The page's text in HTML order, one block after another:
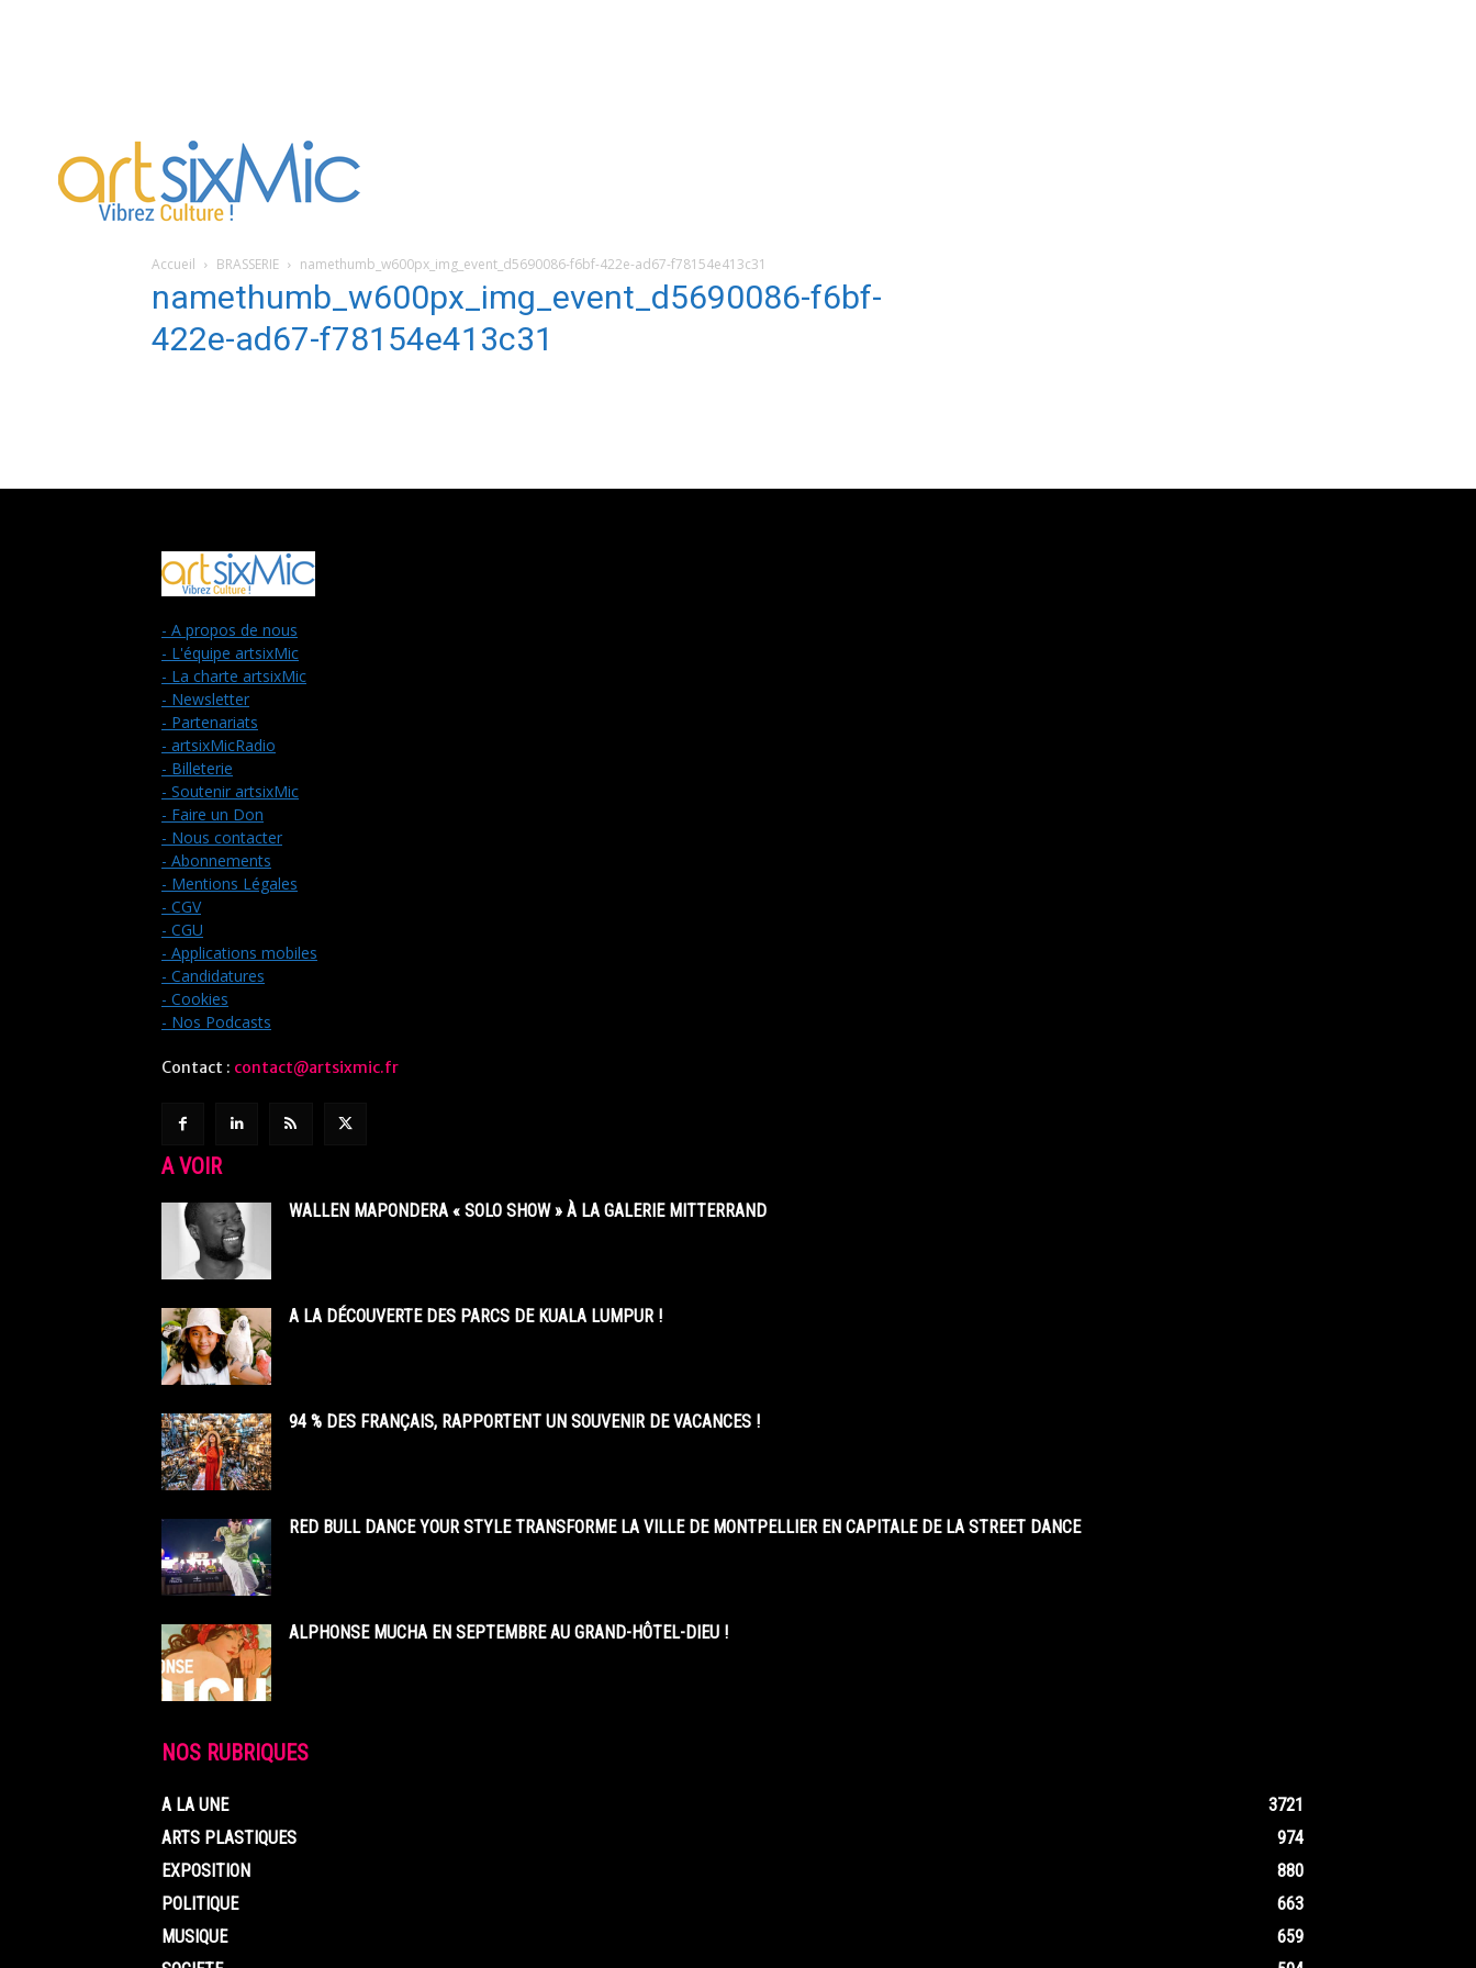
artsixMic
Accueil BRASSERIE namethumb_w600px_img_event_d5690086-f6bf-422e-ad67-f78154e413c31
namethumb_w600px_img_event_d5690086-f6bf-
422e-ad67-f78154e413c31
- A propos de nous
- L'équipe artsixMic
- La charte artsixMic
- Newsletter
- Partenariats
- artsixMicRadio
- Billeterie
- Soutenir artsixMic
- Faire un Don
- Nous contacter
- Abonnements
- Mentions Légales
- CGV
- CGU
- Applications mobiles
- Candidatures
- Cookies
- Nos Podcasts
Contact : contact@artsixmic.fr
A VOIR
WALLEN MAPONDERA « SOLO SHOW » À LA GALERIE MITTERRAND
A LA DÉCOUVERTE DES PARCS DE KUALA LUMPUR !
94 % DES FRANÇAIS, RAPPORTENT UN SOUVENIR DE VACANCES !
RED BULL DANCE YOUR STYLE TRANSFORME LA VILLE DE MONTPELLIER EN CAPITALE DE LA STREET DANCE
ALPHONSE MUCHA EN SEPTEMBRE AU GRAND-HÔTEL-DIEU !
NOS RUBRIQUES
A LA UNE
3721
ARTS PLASTIQUES
974
EXPOSITION
880
POLITIQUE
663
MUSIQUE
659